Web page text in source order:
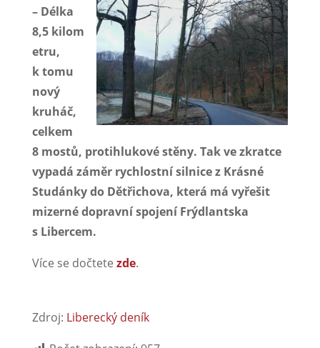
– Délka
8,5 kilom
etru,
k tomu
nový
kruháč,
celkem
8 mostů, protihlukové stěny. Tak ve zkratce
vypadá záměr rychlostní silnice z Krásné
Studánky do Dětřichova, která má vyřešit
mizerné dopravní spojení Frýdlantska
s Libercem.
Více se dočtete zde.
Zdroj: Liberecký deník